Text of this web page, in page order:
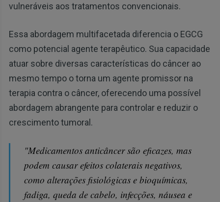
vulneráveis aos tratamentos convencionais.
Essa abordagem multifacetada diferencia o EGCG
como potencial agente terapêutico. Sua capacidade
atuar sobre diversas características do câncer ao
mesmo tempo o torna um agente promissor na
terapia contra o câncer, oferecendo uma possível
abordagem abrangente para controlar e reduzir o
crescimento tumoral.
"Medicamentos anticâncer são eficazes, mas
podem causar efeitos colaterais negativos,
como alterações fisiológicas e bioquímicas,
fadiga, queda de cabelo, infecções, náusea e